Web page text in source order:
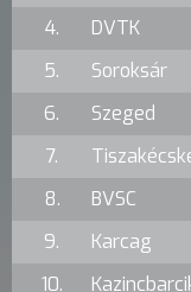
4.
DVTK
5.
Soroksár
6.
Szeged
7.
8.
BVSC
9.
Karcag
10.